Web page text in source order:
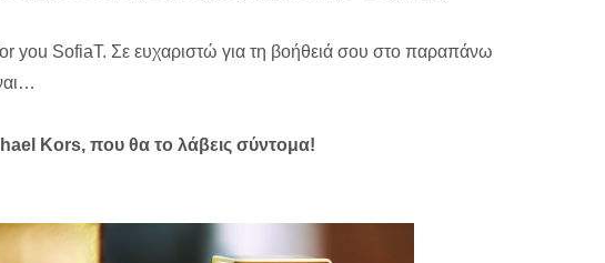
you SofiaT. Σε ευχαριστώ για τη βοήθειά σου στο παραπάνω
Kors, που θα το λάβεις σύντομα!